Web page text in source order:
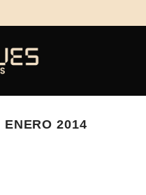
ENERO 2014